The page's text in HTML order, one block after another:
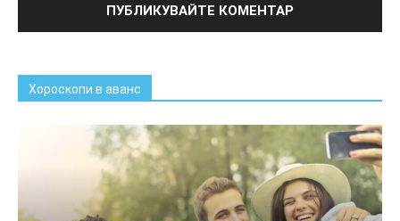
Хороскопи в аванс